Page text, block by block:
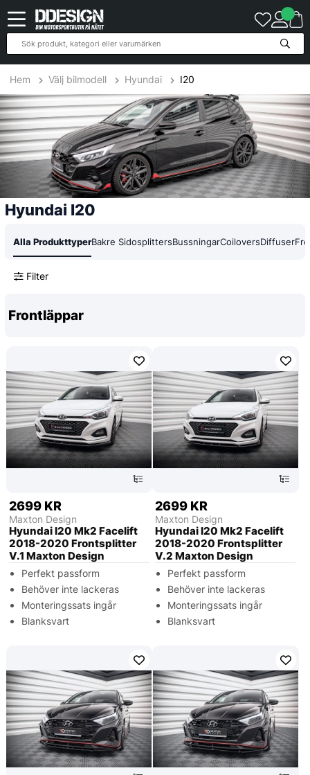
Hem Välj bilmodell Hyundai I20
Hyundai I20
Alla ProdukttyperBakre SidosplittersBussningarCoiloversDiffuser
Filter
48 Produkter
Frontläppar
2699 KR
Maxton Design
Hyundai I20 Mk2 Facelift
2018-2020 Frontsplitter
V.1 Maxton Design
Perfekt passform
Behöver inte lackeras
Monteringssats ingår
Blanksvart
2699 KR
Maxton Design
Hyundai I20 Mk2 Facelift
2018-2020 Frontsplitter
V.2 Maxton Design
Perfekt passform
Behöver inte lackeras
Monteringssats ingår
Blanksvart